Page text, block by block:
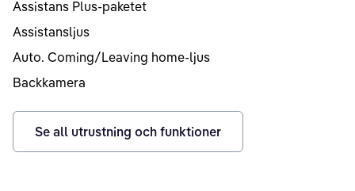
Assistans Plus-paketet
Assistansljus
Auto. Coming/Leaving home-ljus
Backkamera
Se all utrustning och funktioner